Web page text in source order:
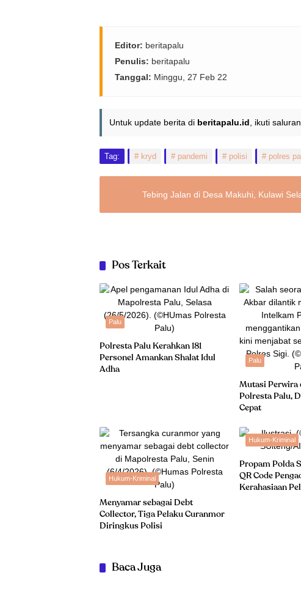
Editor: beritapalu
Penulis: beritapalu
Tanggal: Minggu, 27 Feb 22
Untuk update berita di beritapalu.id , ikuti
Tag: kryd pandemi polisi polres
Tebing Jalan di Desa Makuhi, Kulawi
Pos Terkait
Palu
Polresta Palu Kerahkan 181
Personel Amankan Shalat Idul
Adha
Palu
Mutasi Perwira
Polresta Palu,
Cepat
Hukum-Kriminal
Menyamar sebagai Debt
Collector, Tiga Pelaku Curanmor
Diringkus Polisi
Hukum-Kriminal
Propam Polda
QR Code
Kerahasiaan
Baca Juga